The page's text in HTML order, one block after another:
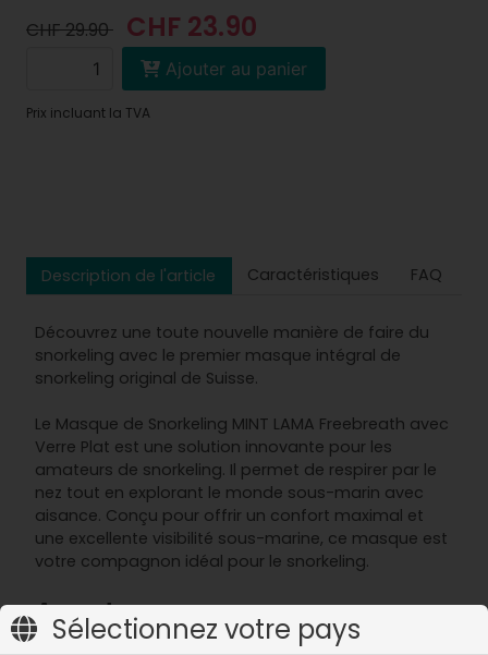
CHF 29.90 CHF 23.90
Ajouter au panier
Prix incluant la TVA
Description de l'article Caractéristiques FAQ
Découvrez une toute nouvelle manière de faire du
snorkeling avec le premier masque intégral de
snorkeling original de Suisse.
Le Masque de Snorkeling MINT LAMA Freebreath avec
Verre Plat est une solution innovante pour les
amateurs de snorkeling. Il permet de respirer par le
nez tout en explorant le monde sous-marin avec
aisance. Conçu pour offrir un confort maximal et
une excellente visibilité sous-marine, ce masque est
votre compagnon idéal pour le snorkeling.
Avantages
Sélectionnez votre pays